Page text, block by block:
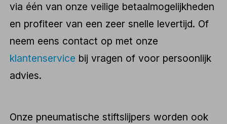
via één van onze veilige betaalmogelijkheden
en profiteer van een zeer snelle levertijd. Of
neem eens contact op met onze
klantenservice bij vragen of voor persoonlijk
advies.
Onze pneumatische stiftslijpers worden ook